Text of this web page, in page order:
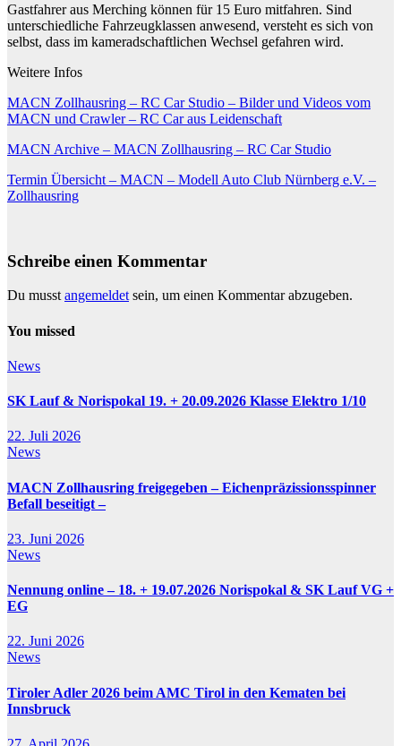
Gastfahrer aus Merching können für 15 Euro mitfahren. Sind
unterschiedliche Fahrzeugklassen anwesend, versteht es sich von
selbst, dass im kameradschaftlichen Wechsel gefahren wird.
Weitere Infos
MACN Zollhausring – RC Car Studio – Bilder und Videos vom
MACN und Crawler – RC Car aus Leidenschaft
MACN Archive – MACN Zollhausring – RC Car Studio
Termin Übersicht – MACN – Modell Auto Club Nürnberg e.V. –
Zollhausring
Schreibe einen Kommentar
Du musst angemeldet sein, um einen Kommentar abzugeben.
You missed
News
SK Lauf & Norispokal 19. + 20.09.2026 Klasse Elektro 1/10
22. Juli 2026
News
MACN Zollhausring freigegeben – Eichenpräzissionsspinner
Befall beseitigt –
23. Juni 2026
News
Nennung online – 18. + 19.07.2026 Norispokal & SK Lauf VG +
EG
22. Juni 2026
News
Tiroler Adler 2026 beim AMC Tirol in den Kematen bei
Innsbruck